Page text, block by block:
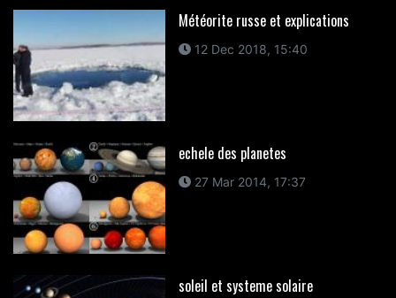
Météorite russe et explications
12 Dec 2018, 15:40
echele des planetes
27 Mar 2014, 17:37
soleil et systeme solaire